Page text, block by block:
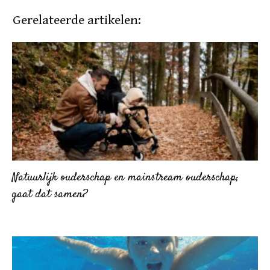
Gerelateerde artikelen:
Natuurlijk ouderschap en mainstream ouderschap;
gaat dat samen?